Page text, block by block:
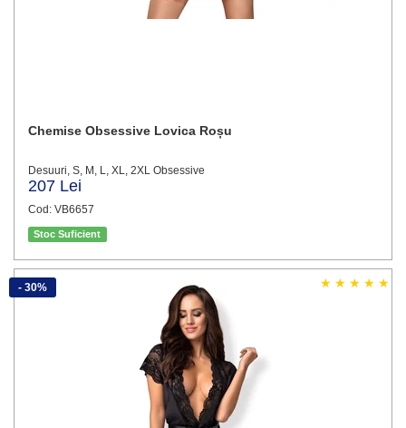
Chemise Obsessive Lovica Roșu
Desuuri, S, M, L, XL, 2XL Obsessive
207 Lei
Cod: VB6657
Stoc Suficient
- 30%